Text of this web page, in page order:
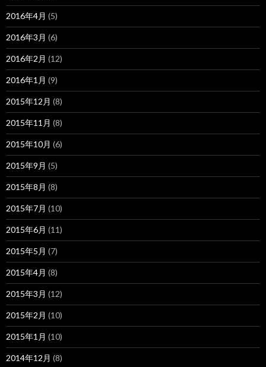
2016年4月 (5)
2016年3月 (6)
2016年2月 (12)
2016年1月 (9)
2015年12月 (8)
2015年11月 (8)
2015年10月 (6)
2015年9月 (5)
2015年8月 (8)
2015年7月 (10)
2015年6月 (11)
2015年5月 (7)
2015年4月 (8)
2015年3月 (12)
2015年2月 (10)
2015年1月 (10)
2014年12月 (8)